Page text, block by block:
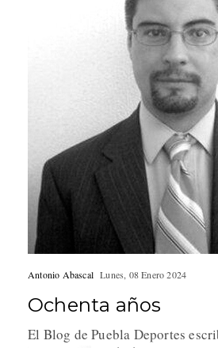
Antonio Abascal Lunes, 08 Enero 2024
Ochenta años
El Blog de Puebla Deportes